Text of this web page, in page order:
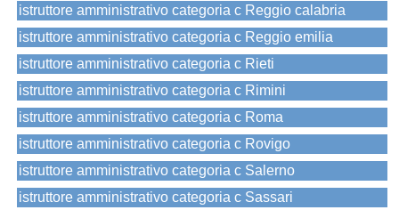
istruttore amministrativo categoria c Reggio calabria
istruttore amministrativo categoria c Reggio emilia
istruttore amministrativo categoria c Rieti
istruttore amministrativo categoria c Rimini
istruttore amministrativo categoria c Roma
istruttore amministrativo categoria c Rovigo
istruttore amministrativo categoria c Salerno
istruttore amministrativo categoria c Sassari